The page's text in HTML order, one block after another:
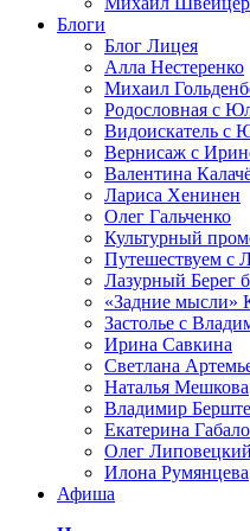
Блоги
Блог Лицея
Алла Нестеренко
Михаил
Родословная с
Видоискатель с
Вернисаж с
Валентина
Лариса Хенинен
Олег Гальченко
Культурный
Путешествуем с
Лазурный Берег
«Задние
Застолье с
Ирина Савкина
Светлана
Наталья Мешкова
Владимир
Екатерина
Олег Липовецкий
Илона Румянцева
Афиша